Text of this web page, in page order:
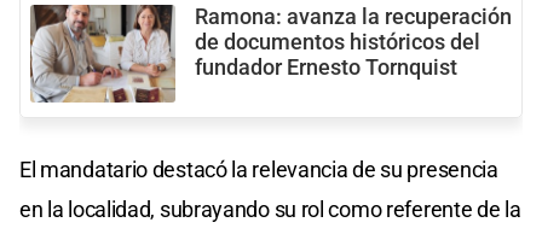
Ramona: avanza la recuperación
de documentos históricos del
fundador Ernesto Tornquist
El mandatario destacó la relevancia de su presencia
en la localidad, subrayando su rol como referente de la